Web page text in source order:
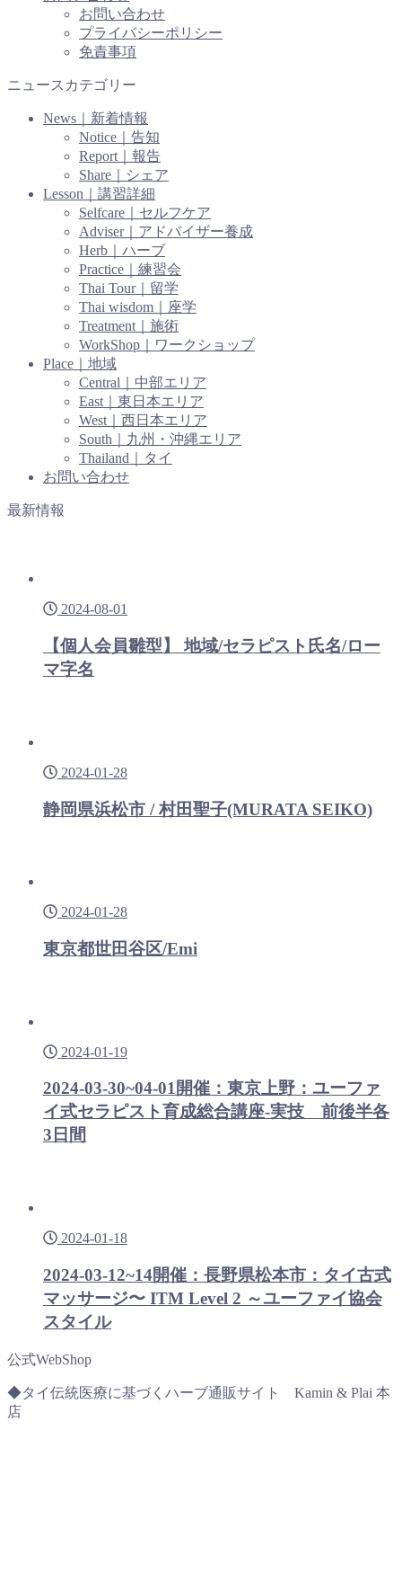
お問い合わせ
プライバシーポリシー
免責事項
ニュースカテゴリー
News｜新着情報
Notice｜告知
Report｜報告
Share｜シェア
Lesson｜講習詳細
Selfcare｜セルフケア
Adviser｜アドバイザー養成
Herb｜ハーブ
Practice｜練習会
Thai Tour｜留学
Thai wisdom｜座学
Treatment｜施術
WorkShop｜ワークショップ
Place｜地域
Central｜中部エリア
East｜東日本エリア
West｜西日本エリア
South｜九州・沖縄エリア
Thailand｜タイ
お問い合わせ
最新情報
2024-08-01
【個人会員雛型】 地域/セラピスト氏名/ロー
マ字名
2024-01-28
静岡県浜松市 / 村田聖子(MURATA SEIKO)
2024-01-28
東京都世田谷区/Emi
2024-01-19
2024-03-30~04-01開催：東京上野：ユーファ
イ式セラピスト育成総合講座-実技 前後半各
3日間
2024-01-18
2024-03-12~14開催：長野県松本市：タイ古式
マッサージ〜 ITM Level 2 ～ユーファイ協会
スタイル
公式WebShop
◆タイ伝統医療に基づくハーブ通販サイト Kamin & Plai 本
店